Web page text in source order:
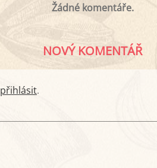
Žádné komentáře.
NOVÝ KOMENTÁŘ
přihlásit.